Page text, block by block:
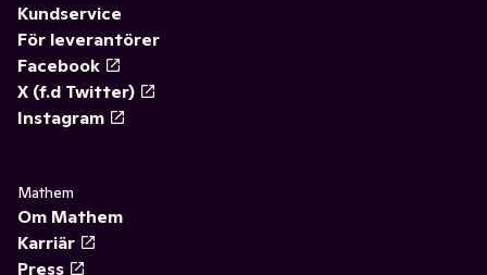
Kundservice
För leverantörer
Facebook
X (f.d Twitter)
Instagram
Mathem
Om Mathem
Karriär
Press